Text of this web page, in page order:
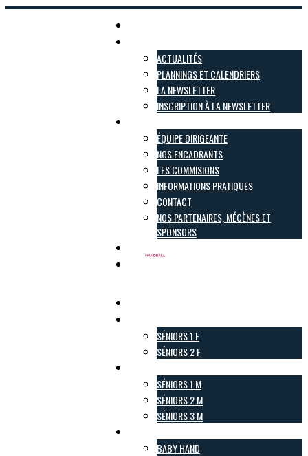
ACTUALITÉS
PLANNINGS ET CALENDRIERS
LA NEWSLETTER
INSCRIPTION À LA NEWSLETTER
ÉQUIPE DIRIGEANTE
NOS ENCADRANTS
LES COMMISIONS
INFORMATIONS PRATIQUES
CONTACT
NOS PARTENAIRES, MÉCÈNES ET
SPONSORS
SÉNIORS 1 F
SÉNIORS 2 F
SÉNIORS 1 M
SÉNIORS 2 M
SÉNIORS 3 M
BABY HAND